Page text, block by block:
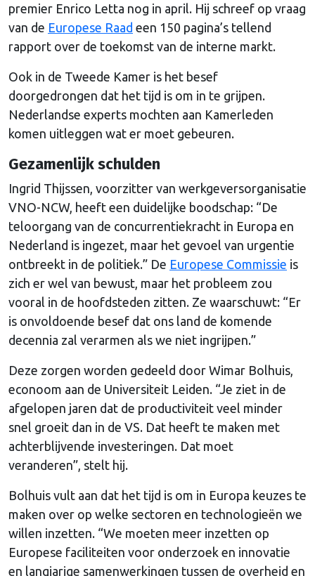
premier Enrico Letta nog in april. Hij schreef op vraag
van de Europese Raad een 150 pagina’s tellend
rapport over de toekomst van de interne markt.
Ook in de Tweede Kamer is het besef
doorgedrongen dat het tijd is om in te grijpen.
Nederlandse experts mochten aan Kamerleden
komen uitleggen wat er moet gebeuren.
Gezamenlijk schulden
Ingrid Thijssen, voorzitter van werkgeversorganisatie
VNO-NCW, heeft een duidelijke boodschap: “De
teloorgang van de concurrentiekracht in Europa en
Nederland is ingezet, maar het gevoel van urgentie
ontbreekt in de politiek.” De Europese Commissie is
zich er wel van bewust, maar het probleem zou
vooral in de hoofdsteden zitten. Ze waarschuwt: “Er
is onvoldoende besef dat ons land de komende
decennia zal verarmen als we niet ingrijpen.”
Deze zorgen worden gedeeld door Wimar Bolhuis,
econoom aan de Universiteit Leiden. “Je ziet in de
afgelopen jaren dat de productiviteit veel minder
snel groeit dan in de VS. Dat heeft te maken met
achterblijvende investeringen. Dat moet
veranderen”, stelt hij.
Bolhuis vult aan dat het tijd is om in Europa keuzes te
maken over op welke sectoren en technologieën we
willen inzetten. “We moeten meer inzetten op
Europese faciliteiten voor onderzoek en innovatie
en langjarige samenwerkingen tussen de overheid en